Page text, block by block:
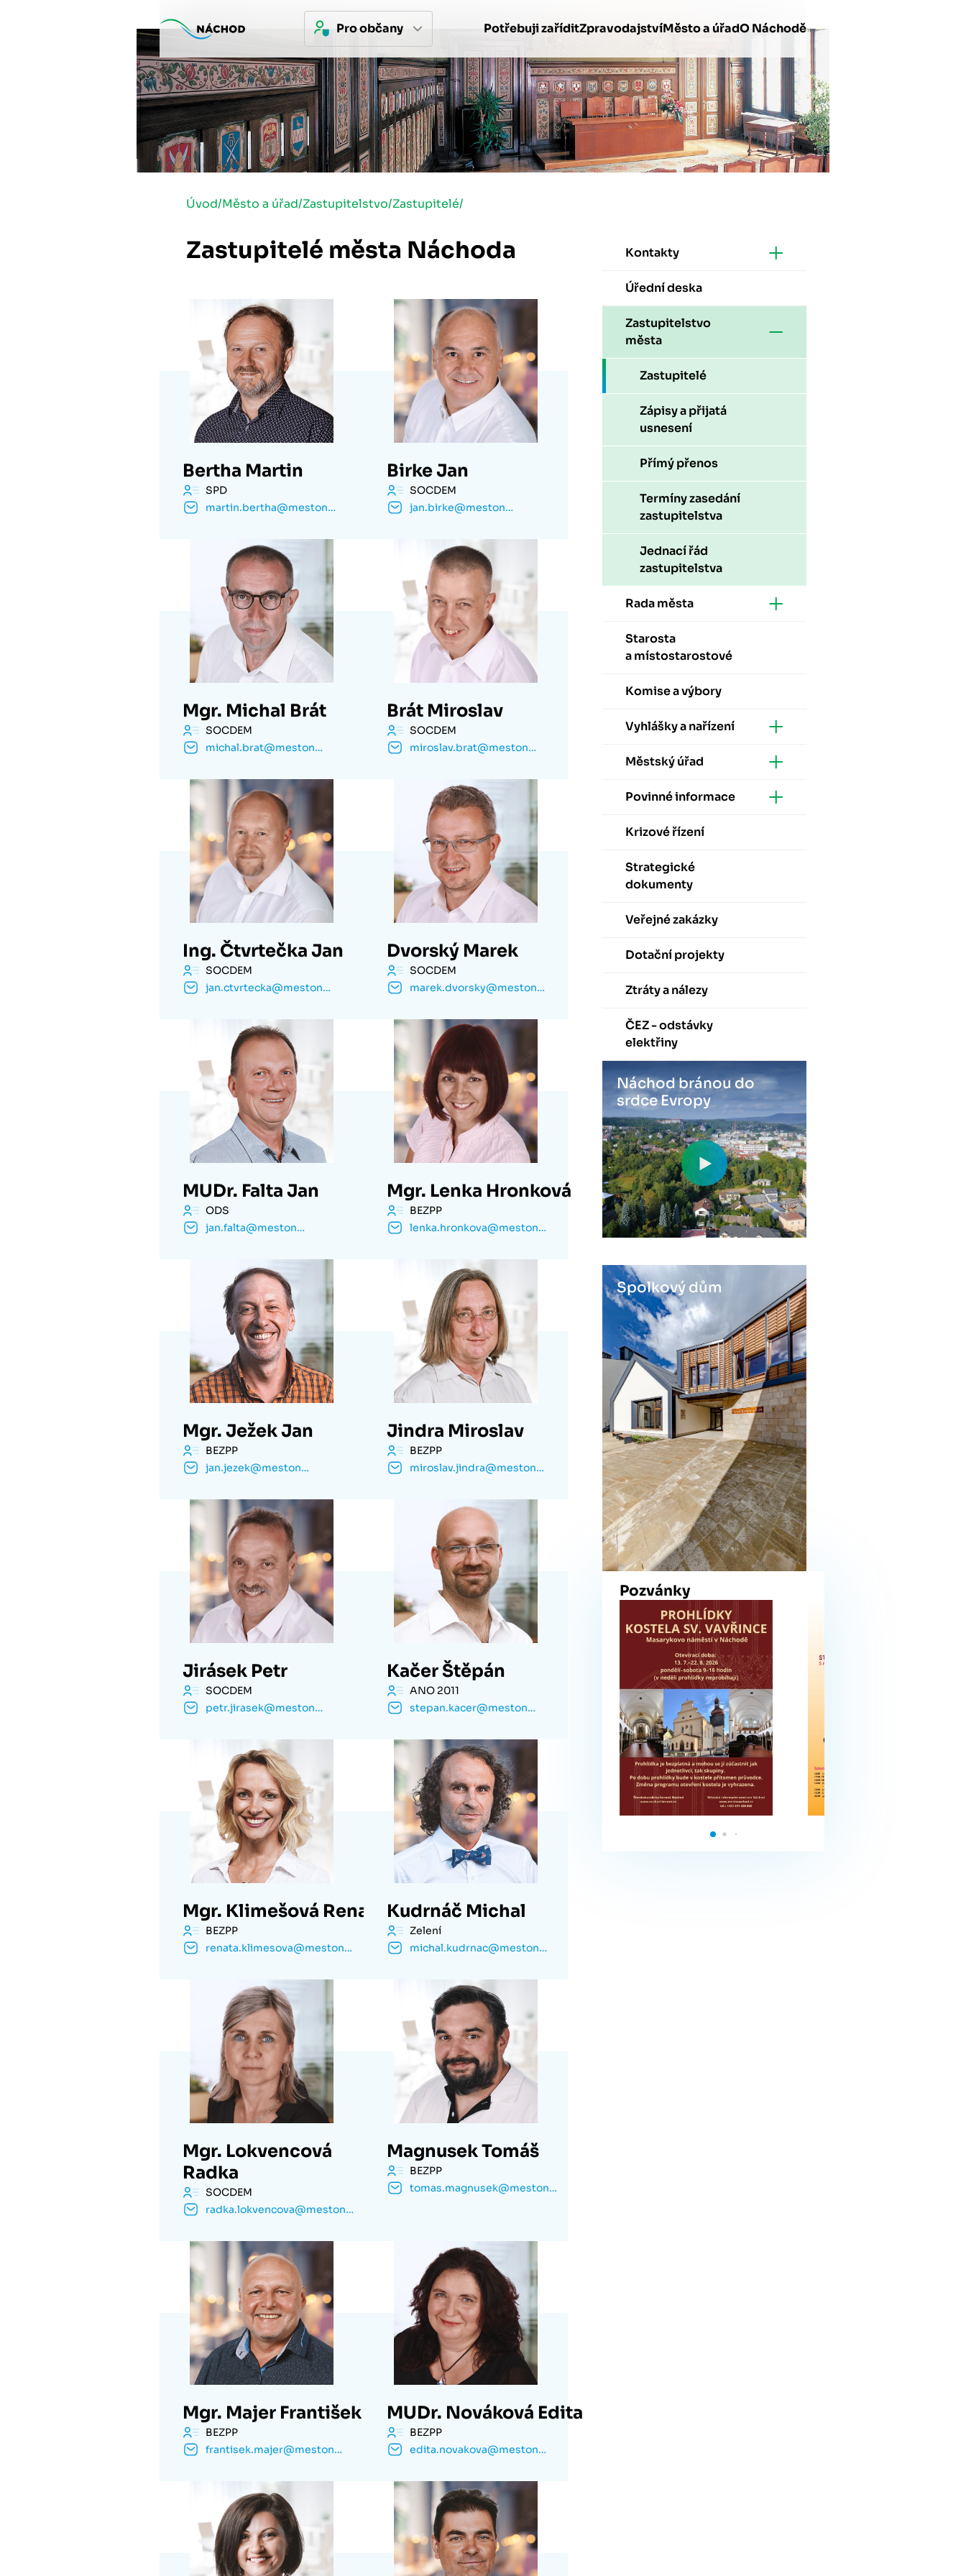
Pro občany Potřebuji zaříditZpravodajstvíMěsto a úřadO Náchodě
Úvod/Město a úřad/Zastupitelstvo/Zastupitelé/
Zastupitelé města Náchoda
Bertha Martin
SPD
martin.bertha@mestonachod.cz
Birke Jan
SOCDEM
jan.birke@mestonachod.cz
Mgr. Michal Brát
SOCDEM
michal.brat@mestonachod.cz
Brát Miroslav
SOCDEM
miroslav.brat@mestonachod.cz
Ing. Čtvrtečka Jan
SOCDEM
jan.ctvrtecka@mestonachod.cz
Dvorský Marek
SOCDEM
marek.dvorsky@mestonachod.cz
MUDr. Falta Jan
ODS
jan.falta@mestonachod.cz
Mgr. Lenka Hronková
BEZPP
lenka.hronkova@mestonachod.cz
Mgr. Ježek Jan
BEZPP
jan.jezek@mestonachod.cz
Jindra Miroslav
BEZPP
miroslav.jindra@mestonachod.cz
Jirásek Petr
SOCDEM
petr.jirasek@mestonachod.cz
Kačer Štěpán
ANO 2011
stepan.kacer@mestonachod.cz
Mgr. Klimešová Renata
BEZPP
renata.klimesova@mestonachod.cz
Kudrnáč Michal
Zelení
michal.kudrnac@mestonachod.cz
Mgr. Lokvencová
Radka
SOCDEM
radka.lokvencova@mestonachod.cz
Magnusek Tomáš
BEZPP
tomas.magnusek@mestonachod.cz
Mgr. Majer František
BEZPP
frantisek.majer@mestonachod.cz
MUDr. Nováková Edita
BEZPP
edita.novakova@mestonachod.cz
Kontakty
Úřední deska
Zastupitelstvo
města
Zastupitelé
Zápisy a přijatá
usnesení
Přímý přenos
Termíny zasedání
zastupitelstva
Jednací řád
zastupitelstva
Rada města
Starosta
a místostarostové
Komise a výbory
Vyhlášky a nařízení
Městský úřad
Povinné informace
Krizové řízení
Strategické
dokumenty
Veřejné zakázky
Dotační projekty
Ztráty a nálezy
ČEZ - odstávky
elektřiny
Náchod bránou do
srdce Evropy
Spolkový dům
Pozvánky